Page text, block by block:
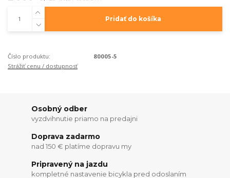
Pridať do košíka
Číslo produktu:
80005-5
Strážiť cenu / dostupnosť
Osobný odber
vyzdvihnutie priamo na predajni
Doprava zadarmo
nad 150 € platíme dopravu my
Pripravený na jazdu
kompletné nastavenie bicykla pred odoslaním